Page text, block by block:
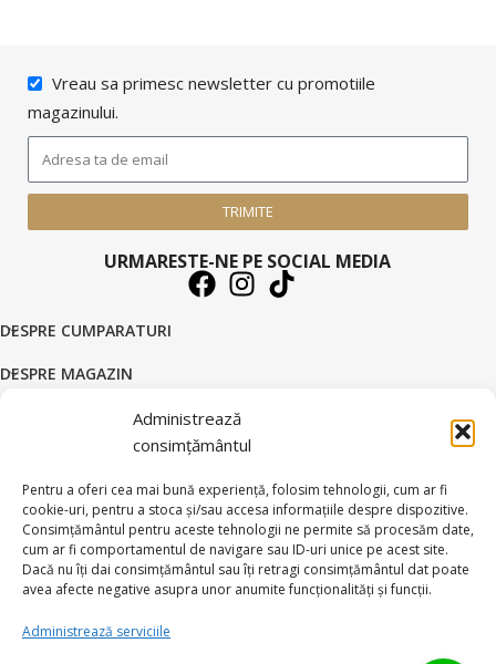
Administrează
consimțământul
Pentru a oferi cea mai bună experiență, folosim tehnologii, cum ar fi
cookie-uri, pentru a stoca și/sau accesa informațiile despre dispozitive.
Consimțământul pentru aceste tehnologii ne permite să procesăm date,
cum ar fi comportamentul de navigare sau ID-uri unice pe acest site.
Dacă nu îți dai consimțământul sau îți retragi consimțământul dat poate
avea afecte negative asupra unor anumite funcționalități și funcții.
Administrează serviciile
Vreau sa primesc newsletter cu promotiile
magazinului.
TRIMITE
URMARESTE-NE PE SOCIAL MEDIA
DESPRE CUMPARATURI
DESPRE MAGAZIN
DATE COMERCIALE
© 2026 BRATARI AUR - HANDMADE GOLD SILVER S.R.L.
Toate drepturile rezervate.